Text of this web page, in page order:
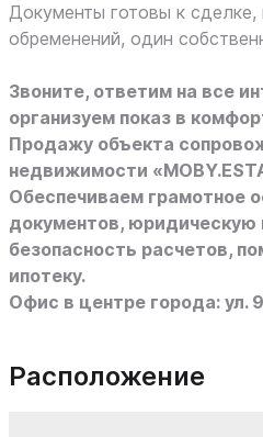
Документы готовы к сделке,
обременений, один
Звоните, ответим на все
организуем показ в
Продажу объекта
недвижимости
Обеспечиваем грамотное
документов, юридическую
безопасность расчетов,
ипотеку.
Офис в центре города: ул.
Расположение